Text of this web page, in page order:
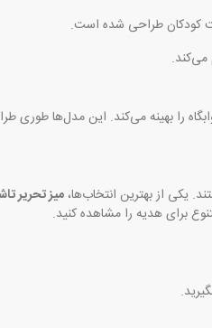
کودکان طراحی شده است.
می‌کند.
را بهینه می‌کند. این مدل‌ها طوری
یکی از بهترین انتخاب‌ها، میز تحریر
برای هدیه را مشاهده کنید.